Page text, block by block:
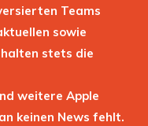
Teams
sowie
stets die
weitere Apple
keinen News fehlt.